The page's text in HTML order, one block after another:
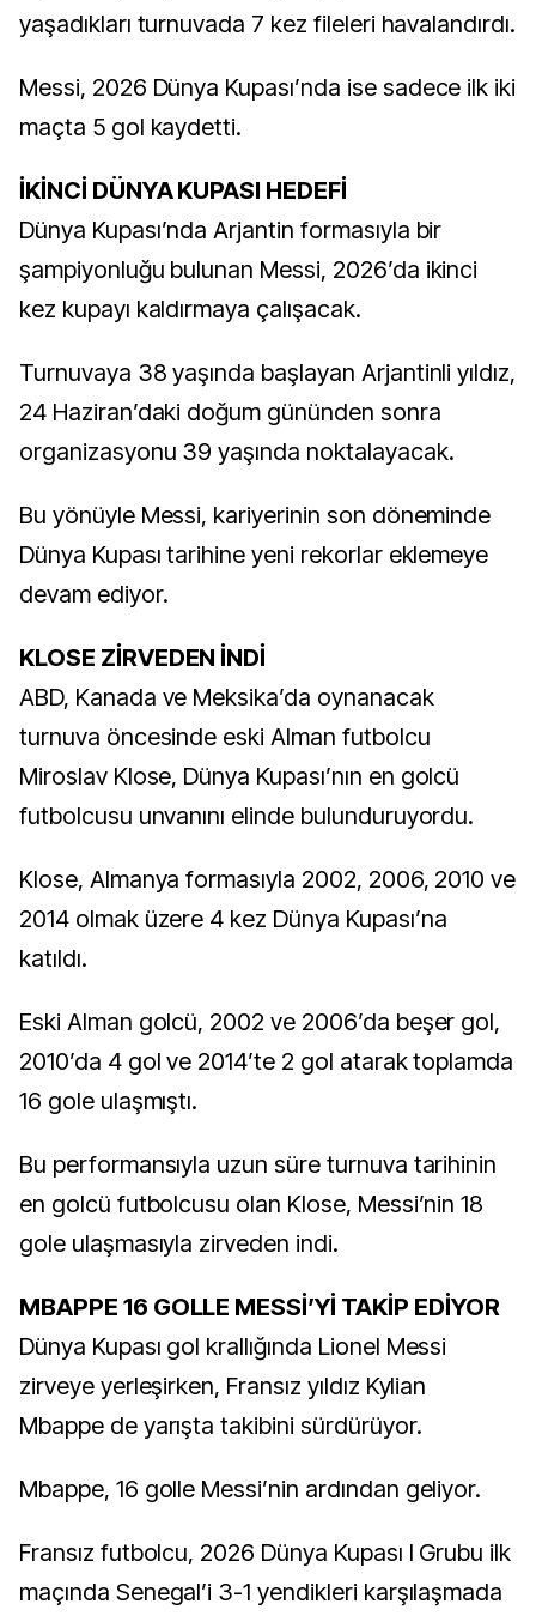
yaşadıkları turnuvada 7 kez fileleri havalandırdı.
Messi, 2026 Dünya Kupası’nda ise sadece ilk iki
maçta 5 gol kaydetti.
İKİNCİ DÜNYA KUPASI HEDEFİ
Dünya Kupası’nda Arjantin formasıyla bir
şampiyonluğu bulunan Messi, 2026’da ikinci
kez kupayı kaldırmaya çalışacak.
Turnuvaya 38 yaşında başlayan Arjantinli yıldız,
24 Haziran’daki doğum gününden sonra
organizasyonu 39 yaşında noktalayacak.
Bu yönüyle Messi, kariyerinin son döneminde
Dünya Kupası tarihine yeni rekorlar eklemeye
devam ediyor.
KLOSE ZİRVEDEN İNDİ
ABD, Kanada ve Meksika’da oynanacak
turnuva öncesinde eski Alman futbolcu
Miroslav Klose, Dünya Kupası’nın en golcü
futbolcusu unvanını elinde bulunduruyordu.
Klose, Almanya formasıyla 2002, 2006, 2010 ve
2014 olmak üzere 4 kez Dünya Kupası’na
katıldı.
Eski Alman golcü, 2002 ve 2006’da beşer gol,
2010’da 4 gol ve 2014’te 2 gol atarak toplamda
16 gole ulaşmıştı.
Bu performansıyla uzun süre turnuva tarihinin
en golcü futbolcusu olan Klose, Messi’nin 18
gole ulaşmasıyla zirveden indi.
MBAPPE 16 GOLLE MESSİ’Yİ TAKİP EDİYOR
Dünya Kupası gol krallığında Lionel Messi
zirveye yerleşirken, Fransız yıldız Kylian
Mbappe de yarışta takibini sürdürüyor.
Mbappe, 16 golle Messi’nin ardından geliyor.
Fransız futbolcu, 2026 Dünya Kupası I Grubu ilk
maçında Senegal’i 3-1 yendikleri karşılaşmada